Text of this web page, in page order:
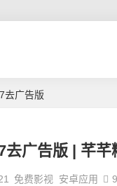
去广告版
去广告版 | 芊
免费影视 安卓应用